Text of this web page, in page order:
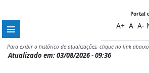
Portal
A+ A A-
Para exibir o histórico de atualizações, clique no link
Atualizado em: 03/08/2026 - 09:36